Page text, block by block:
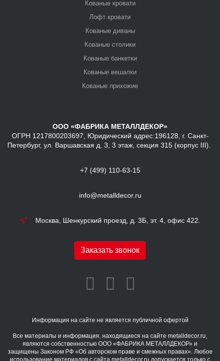
Кованые кровати
Лофт кровати
Кованые диваны
Кованые столики
Кованые банкетки
Кованые вешалки
Кованые прихожие
ООО «ФАБРИКА МЕТАЛЛДЕКОР»
ОГРН 1217800203697, Юридический адрес:196128, г. Санкт-
Петербург, ул. Варшавская д. 3, 3 этаж, секция 315 (корпус III).
+7 (499) 110-63-15
info@metalldecor.ru
Москва, Шенкурский проезд, д. 3Б, эт. 4, офис 422.
Заказать звонок
Информация на сайте не является публичной офертой
Все материалы и информация, находящиеся на сайте metalldecor.ru,
являются собственностью ООО «ФАБРИКА МЕТАЛЛДЕКОР» и
защищены Законом РФ «Об авторском праве и смежных правах». Любое
использование материалов с сайта metalldecor.ru допускается только с